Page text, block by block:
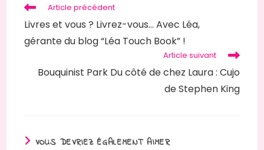
Read
more
articles
Article précédent
Livres et vous ? Livrez-vous… Avec Léa,
gérante du blog “Léa Touch Book” !
Article suivant
Bouquinist Park Du côté de chez Laura : Cujo
de Stephen King
VOUS DEVRIEZ ÉGALEMENT AIMER